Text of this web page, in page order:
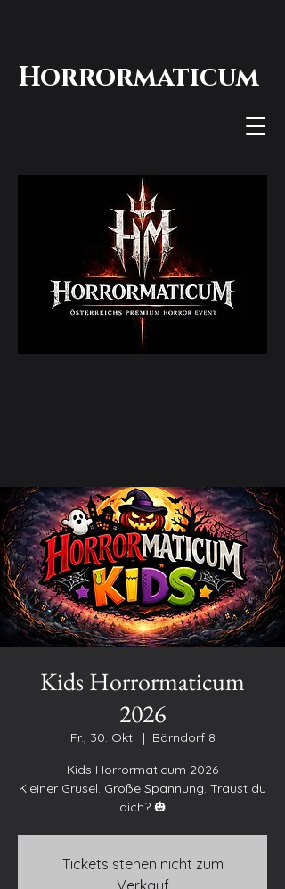
Horrormaticum
Kids Horrormaticum
2026
Fr., 30. Okt.
  |
Bärndorf 8
Kids Horrormaticum 2026
Kleiner Grusel. Große Spannung. Traust du
dich? 🎃
Tickets stehen nicht zum
Verkauf